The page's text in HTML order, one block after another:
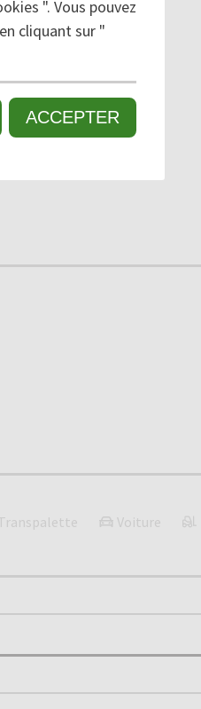
". Vous pouvez
cliquant sur "
ACCEPTER
Voiture